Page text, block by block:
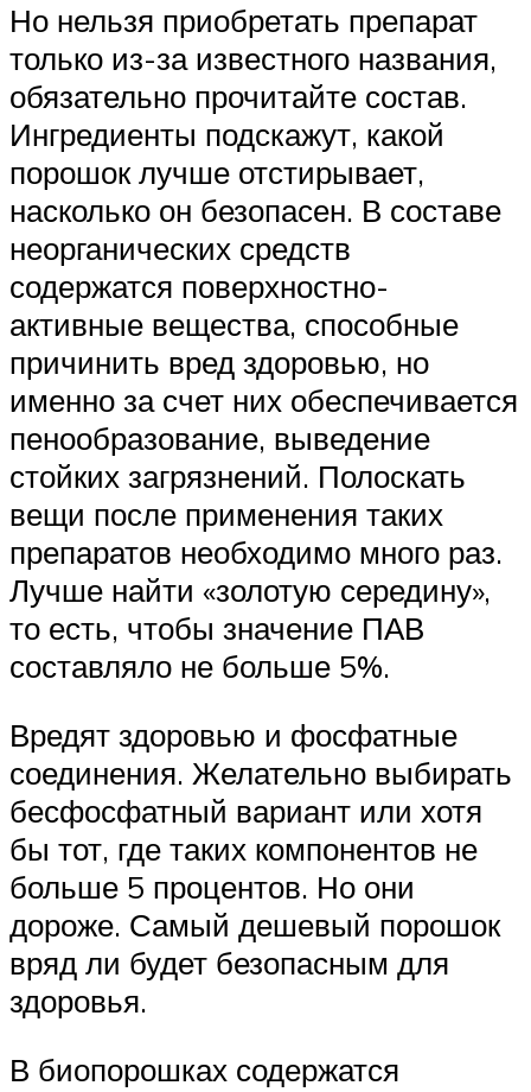
Но нельзя приобретать препарат
только из-за известного названия,
обязательно прочитайте состав.
Ингредиенты подскажут, какой
порошок лучше отстирывает,
насколько он безопасен. В составе
неорганических средств
содержатся поверхностно-
активные вещества, способные
причинить вред здоровью, но
именно за счет них обеспечивается
пенообразование, выведение
стойких загрязнений. Полоскать
вещи после применения таких
препаратов необходимо много раз.
Лучше найти «золотую середину»,
то есть, чтобы значение ПАВ
составляло не больше 5%.
Вредят здоровью и фосфатные
соединения. Желательно выбирать
бесфосфатный вариант или хотя
бы тот, где таких компонентов не
больше 5 процентов. Но они
дороже. Самый дешевый порошок
вряд ли будет безопасным для
здоровья.
В биопорошках содержатся